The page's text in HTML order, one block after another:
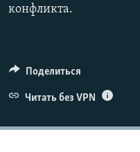
конфликта.
Поделиться
Читать без VPN